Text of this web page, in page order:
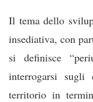
Il tema dello
insediativa, con
si definisce
interrogarsi
territorio in